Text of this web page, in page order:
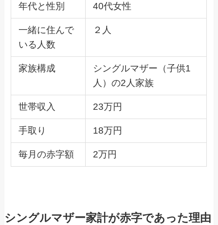
年代と性別 40代女性
一緒に住んで
いる人数
２人
家族構成
シングルマザー（子供1
人）の2人家族
世帯収入 23万円
手取り 18万円
毎月の赤字額 2万円
シングルマザー家計が赤字であった理由